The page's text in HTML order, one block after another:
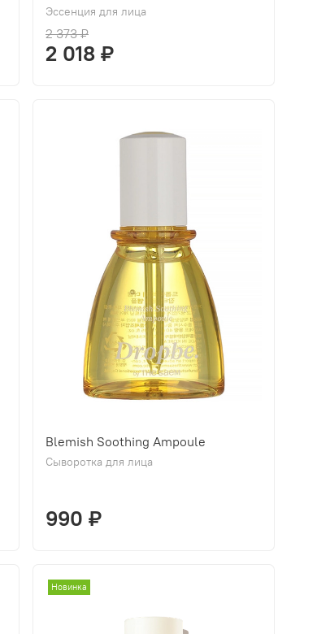
Эссенция для лица
2 373 ₽
2 018 ₽
Blemish Soothing Ampoule
Сыворотка для лица
990 ₽
Новинка